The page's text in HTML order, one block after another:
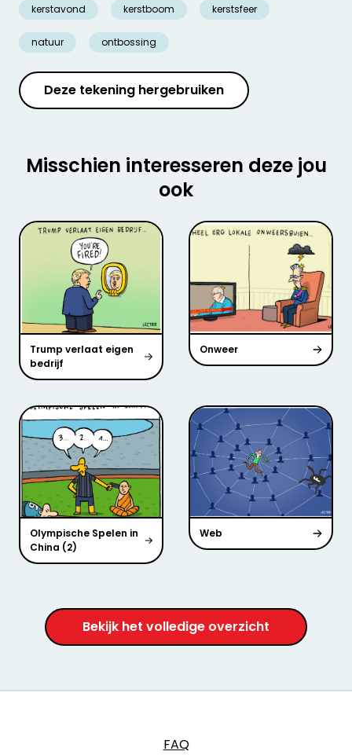
kerstavond kerstboom kerstsfeer
natuur ontbossing
Deze tekening hergebruiken
Misschien interesseren deze jou
ook
Trump verlaat eigen
bedrijf
Onweer
Olympische Spelen in
China (2)
Web
Bekijk het volledige overzicht
FAQ